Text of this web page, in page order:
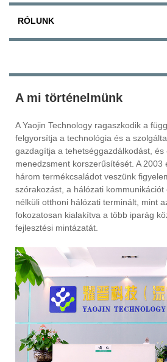
RÓLUNK
A mi történelmünk
A Yaojin Technology ragaszkodik a
felgyorsítja a technológia és a
gazdagítja a tehetséggazdálkodást,
menedzsment korszerűsítését. A 2003
három termékcsaládot veszünk
szórakozást, a hálózati
nélküli otthoni hálózati terminált, mint
fokozatosan kialakítva a több iparág
fejlesztési mintázatát.